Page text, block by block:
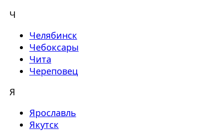
Ч
Челябинск
Чебоксары
Чита
Череповец
Я
Ярославль
Якутск